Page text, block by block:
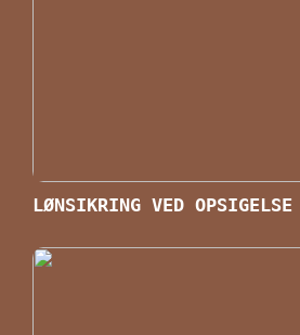
LØNSIKRING VED OPSIGELSE